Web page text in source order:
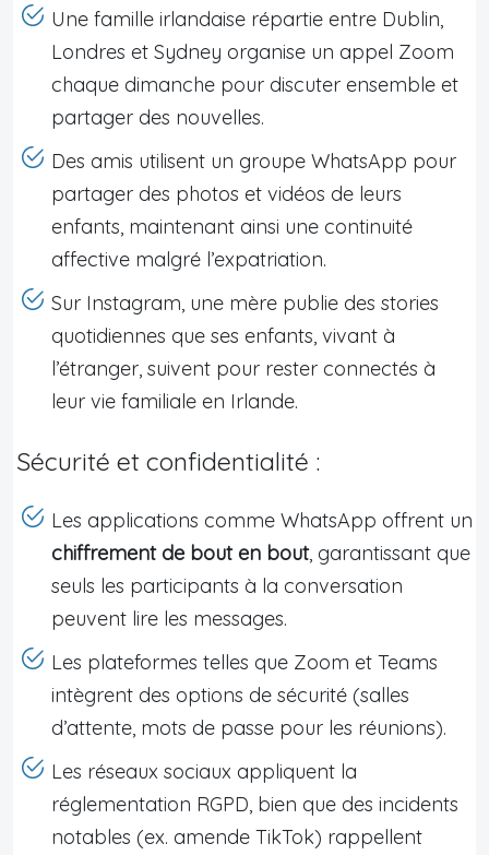
Une famille irlandaise répartie entre Dublin,
Londres et Sydney organise un appel Zoom
chaque dimanche pour discuter ensemble et
partager des nouvelles.
Des amis utilisent un groupe WhatsApp pour
partager des photos et vidéos de leurs
enfants, maintenant ainsi une continuité
affective malgré l’expatriation.
Sur Instagram, une mère publie des stories
quotidiennes que ses enfants, vivant à
l’étranger, suivent pour rester connectés à
leur vie familiale en Irlande.
Sécurité et confidentialité :
Les applications comme WhatsApp offrent un
chiffrement de bout en bout, garantissant que
seuls les participants à la conversation
peuvent lire les messages.
Les plateformes telles que Zoom et Teams
intègrent des options de sécurité (salles
d’attente, mots de passe pour les réunions).
Les réseaux sociaux appliquent la
réglementation RGPD, bien que des incidents
notables (ex. amende TikTok) rappellent